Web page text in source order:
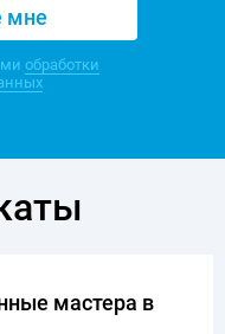
обработки
мастера в